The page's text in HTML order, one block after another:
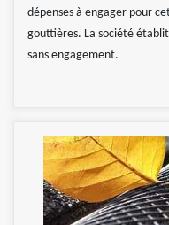
dépenses à engager pour
gouttières. La société
sans engagement.